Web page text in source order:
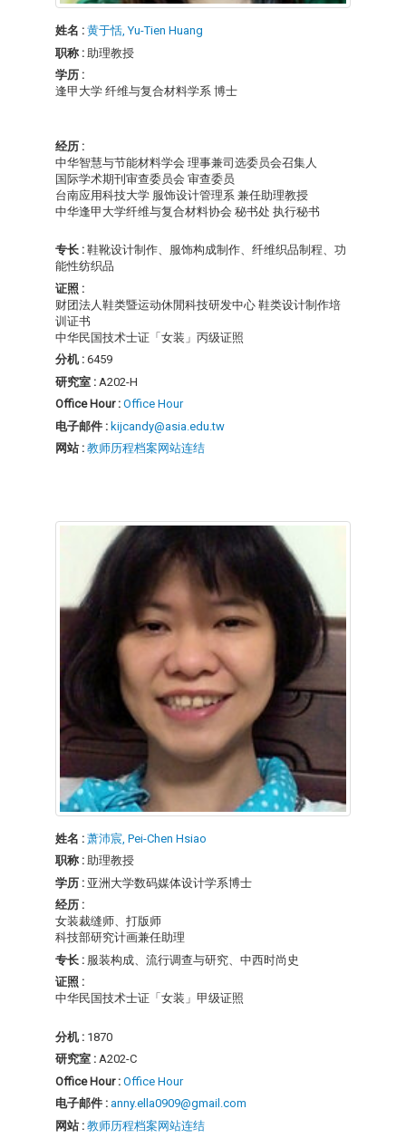
姓名 : 黄于恬, Yu-Tien Huang
职称 : 助理教授
学历 :
逢甲大学 纤维与复合材料学系 博士
经历 :
中华智慧与节能材料学会 理事兼司选委员会召集人
国际学术期刊审查委员会 审查委员
台南应用科技大学 服饰设计管理系 兼任助理教授
中华逢甲大学纤维与复合材料协会 秘书处 执行秘书
专长 : 鞋靴设计制作、服饰构成制作、纤维织品制程、功
能性纺织品
证照 :
财团法人鞋类暨运动休閒科技研发中心 鞋类设计制作培
训证书
中华民国技术士证「女装」丙级证照
分机 : 6459
研究室 : A202-H
Office Hour : Office Hour
电子邮件 : kijcandy@asia.edu.tw
网站 : 教师历程档案网站连结
姓名 : 萧沛宸, Pei-Chen Hsiao
职称 : 助理教授
学历 : 亚洲大学数码媒体设计学系博士
经历 :
女装裁缝师、打版师
科技部研究计画兼任助理
专长 : 服装构成、流行调查与研究、中西时尚史
证照 :
中华民国技术士证「女装」甲级证照
分机 : 1870
研究室 : A202-C
Office Hour : Office Hour
电子邮件 : anny.ella0909@gmail.com
网站 : 教师历程档案网站连结